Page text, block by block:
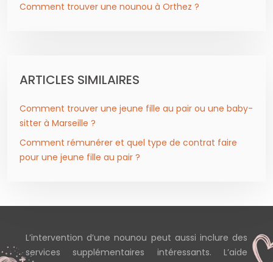
Comment trouver une nounou à Orthez ?
ARTICLES SIMILAIRES
Comment trouver une jeune fille au pair ou une baby-
sitter à Marseille ?
Comment rémunérer et quel type de contrat faire
pour une jeune fille au pair ?
L’intervention d’une nounou peut aussi inclure des
services supplémentaires intéressants. L’aide